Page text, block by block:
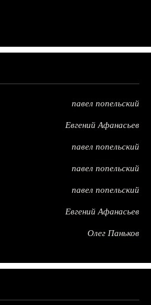
павел попельский
Евгений Афанасьев
павел попельский
павел попельский
павел попельский
Евгений Афанасьев
Олег Паньков